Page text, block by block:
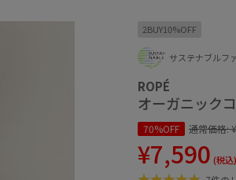
2BUY10%OFF
サステナブルフ
ROPÉ
オーガニック
70%OFF 通常価格:
¥7,590 (税込)